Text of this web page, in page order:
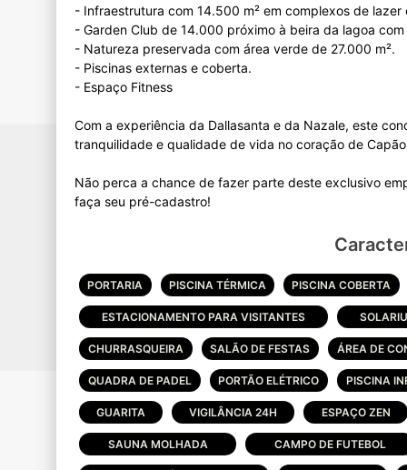
- Infraestrutura com 14.500 m² em complexos de lazer
- Garden Club de 14.000 próximo à beira da lagoa com
- Natureza preservada com área verde de 27.000 m².
- Piscinas externas e coberta.
- Espaço Fitness
Com a experiência da Dallasanta e da Nazale, este
tranquilidade e qualidade de vida no coração de
Não perca a chance de fazer parte deste exclusivo
PORTARIA PISCINA TÉRMICA PISCINA COBERTA
ESTACIONAMENTO PARA VISITANTES
CHURRASQUEIRA SALÃO DE FESTAS ÁREA DE
QUADRA DE PADEL PORTÃO ELÉTRICO PISCINA
GUARITA VIGILÂNCIA 24H ESPAÇO ZEN
SAUNA MOLHADA CAMPO DE FUTEBOL